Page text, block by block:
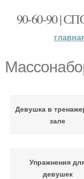
90-60-90 |
Девушка в
зале
Упражнения
девушек